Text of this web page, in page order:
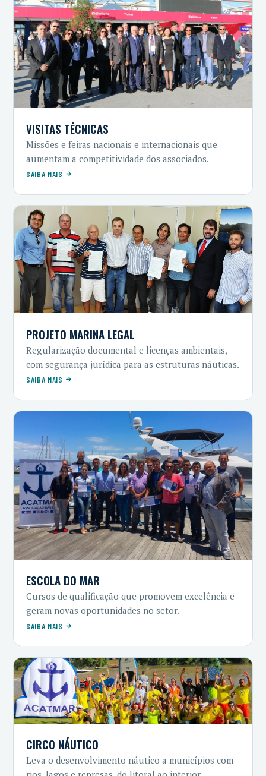
VISITAS TÉCNICAS
Missões e feiras nacionais e internacionais que
aumentam a competitividade dos associados.
SAIBA MAIS
PROJETO MARINA LEGAL
Regularização documental e licenças ambientais,
com segurança jurídica para as estruturas náuticas.
SAIBA MAIS
ESCOLA DO MAR
Cursos de qualificação que promovem excelência e
geram novas oportunidades no setor.
SAIBA MAIS
CIRCO NÁUTICO
Leva o desenvolvimento náutico a municípios com